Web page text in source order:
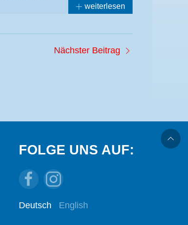
weiterlesen
Nächster Beitrag
FOLGE UNS AUF:
Deutsch English